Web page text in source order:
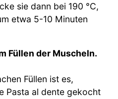
sie dann bei 190 °C,
etwa 5-10 Minuten
Füllen der Muscheln.
Füllen ist es,
Pasta al dente gekocht